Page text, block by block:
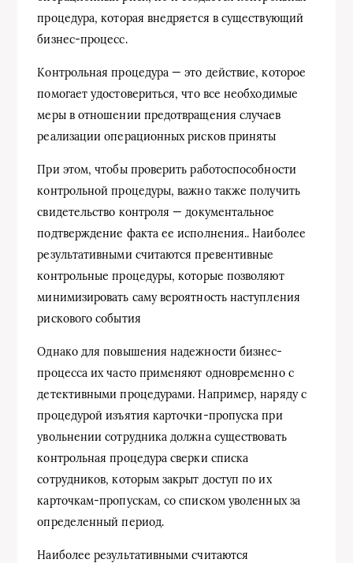
процедура, которая внедряется в существующий
бизнес-процесс.
Контрольная процедура — это действие, которое
помогает удостовериться, что все необходимые
меры в отношении предотвращения случаев
реализации операционных рисков приняты
При этом, чтобы проверить работоспособности
контрольной процедуры, важно также получить
свидетельство контроля — документальное
подтверждение факта ее исполнения.. Наиболее
результативными считаются превентивные
контрольные процедуры, которые позволяют
минимизировать саму вероятность наступления
рискового события
Однако для повышения надежности бизнес-
процесса их часто применяют одновременно с
детективными процедурами. Например, наряду с
процедурой изъятия карточки-пропуска при
увольнении сотрудника должна существовать
контрольная процедура сверки списка
сотрудников, которым закрыт доступ по их
карточкам-пропускам, со списком уволенных за
определенный период.
Наиболее результативными считаются